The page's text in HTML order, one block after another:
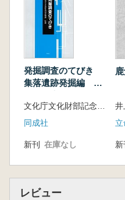
古墳時代雲珠・辻
古墳時代の壺鐙の
終末期の前方後円墳
終末期の前方後円墳
終末期の前方後円墳
終末期の前方後円墳
<特別寄稿>
千葉県城山一号墳
割-古文研創設のころ
「東北地方の群集
題」 岡安光彦 ※考
『関東・東北地方
発掘調査のてびき
集落遺跡発掘編 整
同成社
新刊 在庫なし 新
レビュー